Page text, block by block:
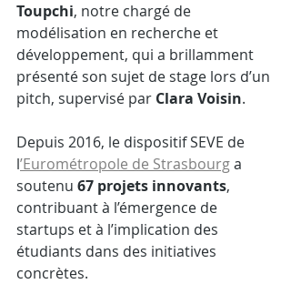
Toupchi, notre chargé de
modélisation en recherche et
développement, qui a brillamment
présenté son sujet de stage lors d’un
pitch, supervisé par Clara Voisin.
Depuis 2016, le dispositif SEVE de
l’Eurométropole de Strasbourg a
soutenu 67 projets innovants,
contribuant à l’émergence de
startups et à l’implication des
étudiants dans des initiatives
concrètes.